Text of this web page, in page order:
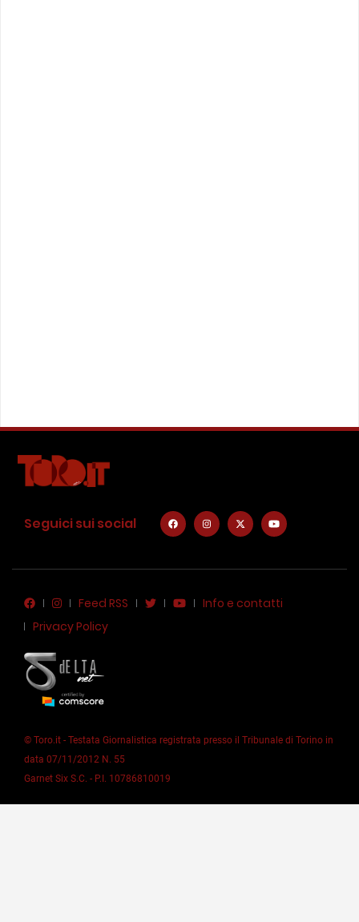
Seguici sui social
Feed RSS
Info e contatti
Privacy Policy
© Toro.it - Testata Giornalistica registrata presso il Tribunale di Torino in
data 07/11/2012 N. 55
Garnet Six S.C. - P.I. 10786810019